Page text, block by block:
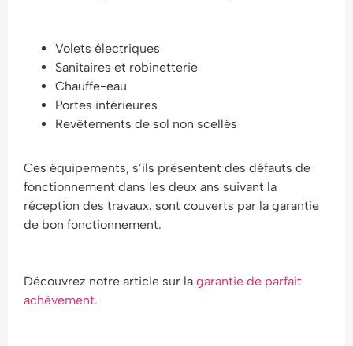
Volets électriques
Sanitaires et robinetterie
Chauffe-eau
Portes intérieures
Revêtements de sol non scellés
Ces équipements, s’ils présentent des défauts de
fonctionnement dans les deux ans suivant la
réception des travaux, sont couverts par la garantie
de bon fonctionnement.
Découvrez notre article sur la garantie de parfait
achèvement.